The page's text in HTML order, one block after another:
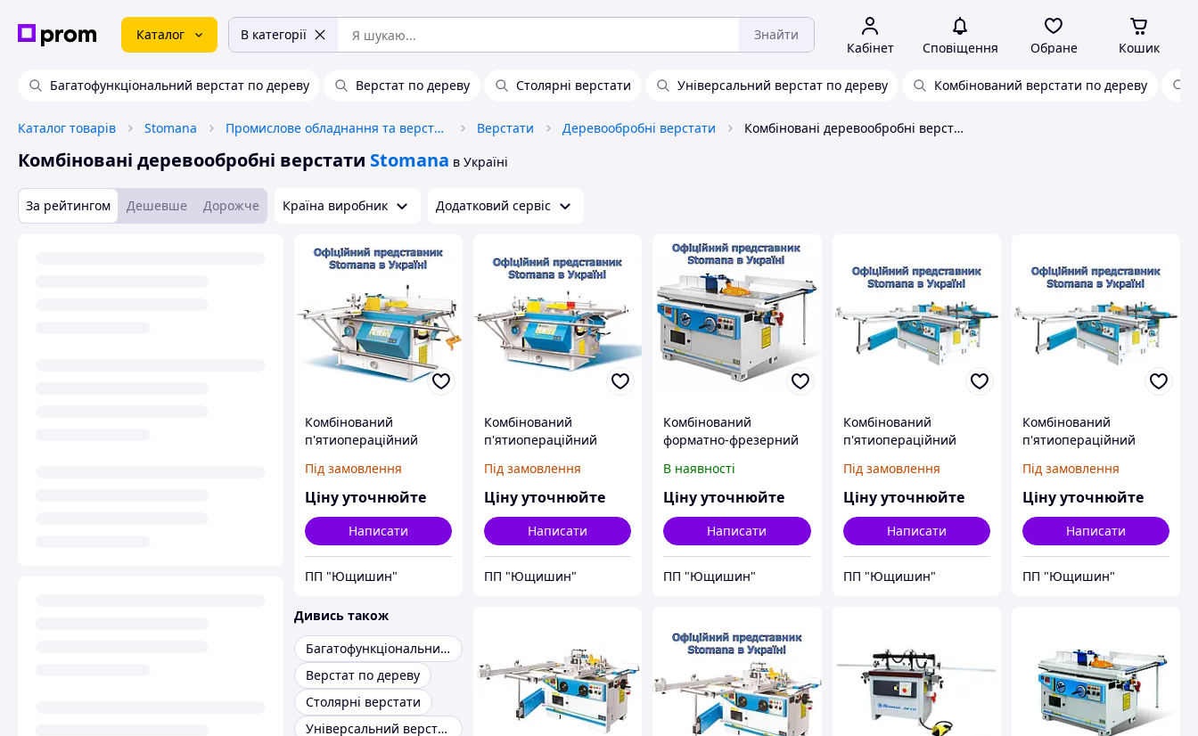
Каталог В категорії Знайти
Кабінет Сповіщення Обране Кошик
Багатофункціональний верстат по дереву Верстат по дереву Столярні верстати Універсальний верстат по дереву Комбінований верстати по дереву
Каталог товарів Stomana Промислове обладнання та верстати Верстати Деревообробні верстати Комбіновані деревообробні верстати Stomana
Комбіновані деревообробні верстати Stomana в Україні
За рейтингом Дешевше Дорожче Країна виробник Додатковий сервіс
Комбінований
п'ятиопераційний
(STOMANA)
Під замовлення
Ціну уточнюйте
Написати
ПП "Ющишин"
Комбінований
п'ятиопераційний
(STOMANA)
Під замовлення
Ціну уточнюйте
Написати
ПП "Ющишин"
Комбінований
форматно-фрезерний
верстат SF 3
В наявності
Ціну уточнюйте
Написати
ПП "Ющишин"
Комбінований
п'ятиопераційний
(STOMANA)
Під замовлення
Ціну уточнюйте
Написати
ПП "Ющишин"
Комбінований
п'ятиопераційний
(STOMANA)
Під замовлення
Ціну уточнюйте
Написати
ПП "Ющишин"
Дивись також
Багатофункціональний верстат по дереву
Верстат по дереву
Столярні верстати
Універсальний верстат по дереву